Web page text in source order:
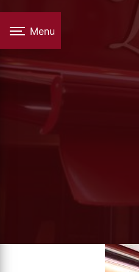
Menu
Panneau de gestion des cookies